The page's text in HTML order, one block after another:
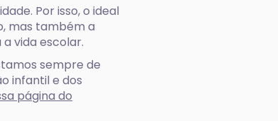
Por isso, o ideal
mas também a
vida escolar.
sempre de
infantil e dos
página do